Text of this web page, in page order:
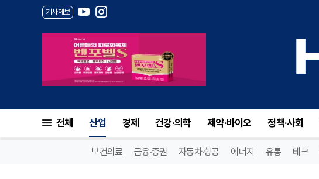
기사제보
전체 산업 경제 건강·의학 제약·바이오 정책·사회
보건의료 금융·증권 자동차·항공 에너지 유통 테크